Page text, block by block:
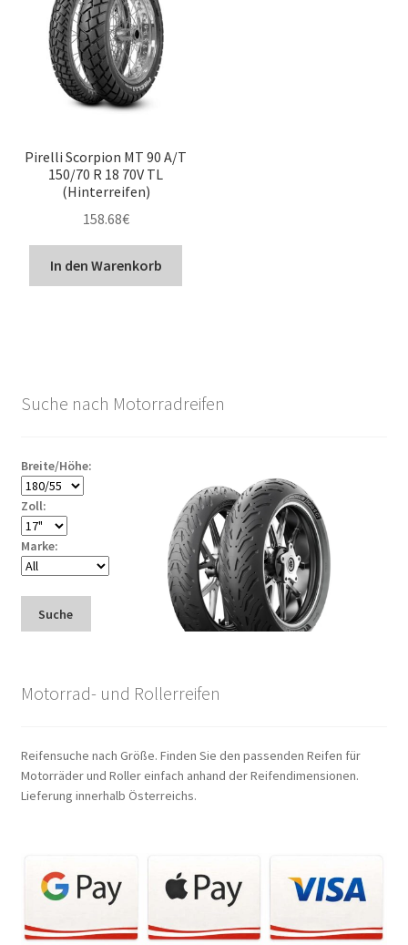
Pirelli Scorpion MT 90 A/T
150/70 R 18 70V TL
(Hinterreifen)
158.68€
In den Warenkorb
Suche nach Motorradreifen
Breite/Höhe:
Zoll:
Marke:
Suche
Motorrad- und Rollerreifen
Reifensuche nach Größe. Finden Sie den passenden Reifen für
Motorräder und Roller einfach anhand der Reifendimensionen.
Lieferung innerhalb Österreichs.